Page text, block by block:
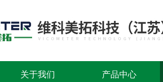
关于我们 产品中心